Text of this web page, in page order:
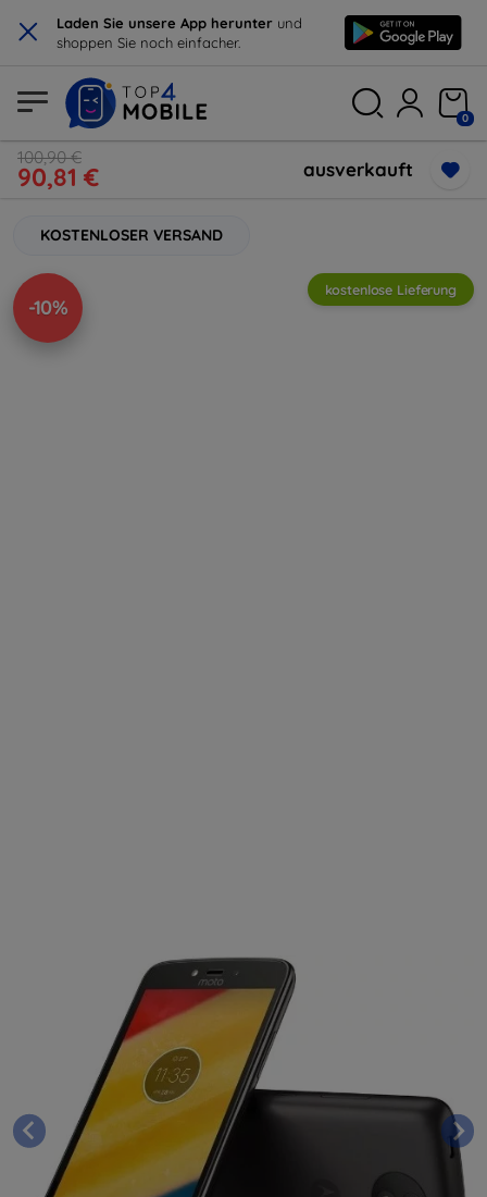
× Laden Sie unsere App herunter und
shoppen Sie noch einfacher.
0
100,90 €
90,81 € ausverkauft
KOSTENLOSER VERSAND
-10%
kostenlose Lieferung